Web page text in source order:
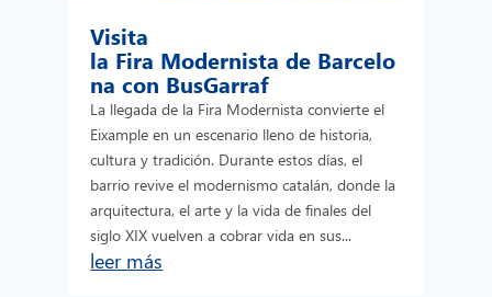
Visita
la Fira Modernista de Barcelo
na con BusGarraf
La llegada de la Fira Modernista convierte el
Eixample en un escenario lleno de historia,
cultura y tradición. Durante estos días, el
barrio revive el modernismo catalán, donde la
arquitectura, el arte y la vida de finales del
siglo XIX vuelven a cobrar vida en sus...
leer más